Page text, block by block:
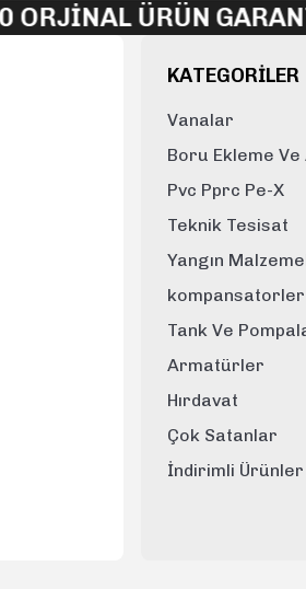
ÜRÜN
KATEGORİLER
Vanalar
Boru Ekleme Ve
Pvc Pprc Pe-X
Teknik Tesisat
Yangın
kompansatorler
Tank Ve
Armatürler
Hırdavat
Çok Satanlar
İndirimli Ürünler